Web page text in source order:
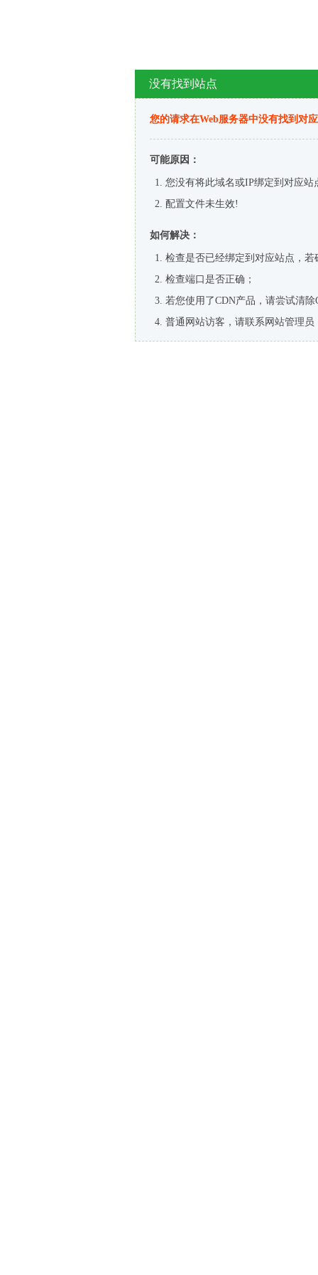
没有找到站点
您的请求在Web服务器中没有找到对
可能原因：
您没有将此域名或IP绑定到对应站
配置文件未生效!
如何解决：
检查是否已经绑定到对应站点，
检查端口是否正确；
若您使用了CDN产品，请尝试清除
普通网站访客，请联系网站管理员